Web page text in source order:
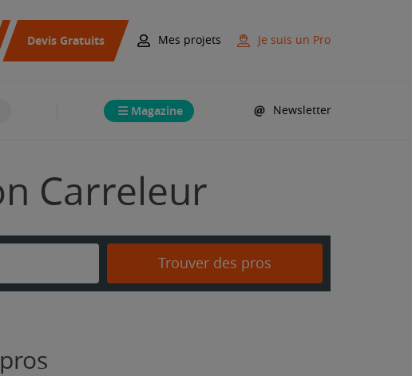
Devis Gratuits Mes projets Je suis un Pro
Magazine Newsletter
Carreleur
Trouver des pros